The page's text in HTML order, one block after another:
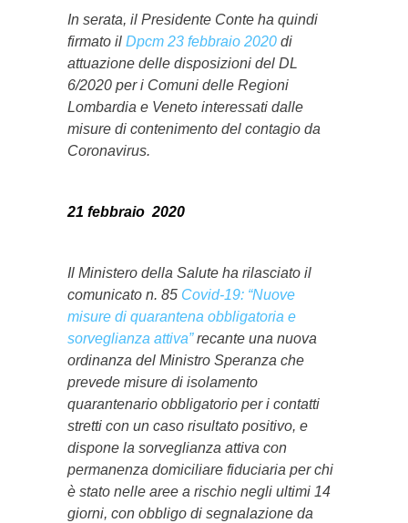
In serata, il Presidente Conte ha quindi
firmato il Dpcm 23 febbraio 2020 di
attuazione delle disposizioni del DL
6/2020 per i Comuni delle Regioni
Lombardia e Veneto interessati dalle
misure di contenimento del contagio da
Coronavirus.
21 febbraio 2020
Il Ministero della Salute ha rilasciato il
comunicato n. 85 Covid-19: “Nuove
misure di quarantena obbligatoria e
sorveglianza attiva”recante una nuova
ordinanza del Ministro Speranza che
prevede misure di isolamento
quarantenario obbligatorio per i contatti
stretti con un caso risultato positivo, e
dispone la sorveglianza attiva con
permanenza domiciliare fiduciaria per chi
è stato nelle aree a rischio negli ultimi 14
giorni, con obbligo di segnalazione da